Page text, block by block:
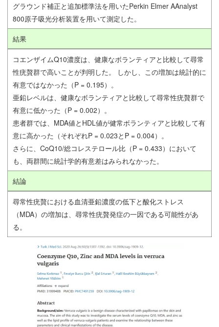
グラウンド補正と追加標準法を用いたPerkin Elmer AAnalyst
800原子吸光分析装置を用いて測定した。
結果
コエンザイムQ10濃度は、健康なボランティアと比較して尋常
性疣贅群で高いことが判明した。 しかし、この増加は統計的に
有意ではなかった（P = 0.195）。
亜鉛レベルは、健康なボランティアと比較して尋常性疣贅群で
有意に低かった（P = 0.002）。
患者群では、MDA値とHDL値が健常ボランティアと比較して有
意に高かった（それぞれP = 0.023とP = 0.004）。
さらに、CoQ10/総コレステロール比（P = 0.433）において
も、両群間に統計学的有意差はみられなかった。
結論
尋常性疣贅における血清亜鉛濃度の低下と酸化ストレス
（MDA）の増加は、尋常性疣贅発症の一因である可能性があ
る。